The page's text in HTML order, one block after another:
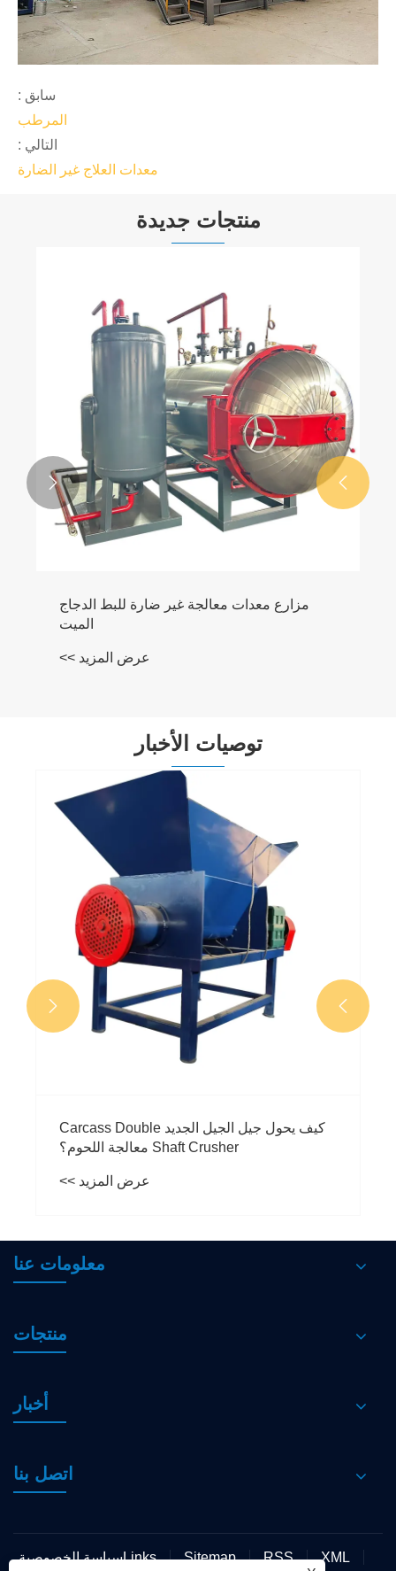
سابق :
المرطب
التالي :
معدات العلاج غير الضارة
منتجات جديدة
كسارة عظام الحيوانات


توصيات الأخبار
كيف تدعم كسارة ذبائح الحيوانات التخلص من
النفايات الحيوانية بشكل منظم؟
عرض المزيد >>


معلومات عنا
منتجات
أخبار
اتصل بنا
Links Sitemap RSS XML
سياسة الخصوصية